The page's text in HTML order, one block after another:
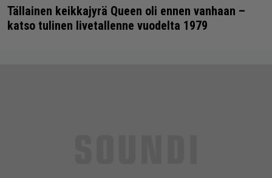
Tällainen keikkajyrä Queen oli ennen vanhaan –
katso tulinen livetallenne vuodelta 1979